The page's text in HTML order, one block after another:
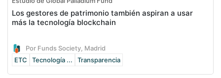
Los gestores de patrimonio también aspiran a usar
más la tecnología blockchain
Por Funds Society, Madrid
ETC
Tecnología ... Transparencia